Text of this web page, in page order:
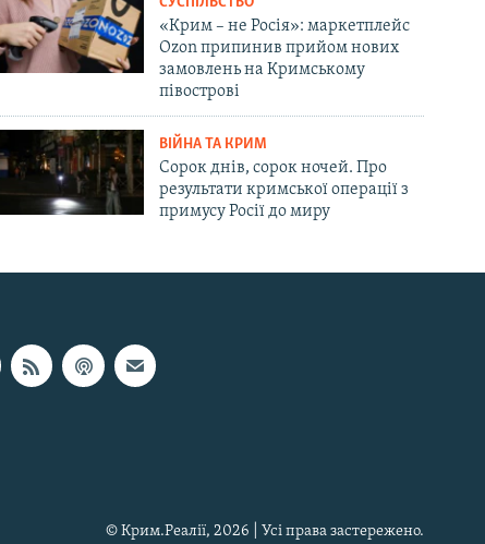
«Крим – не Росія»: маркетплейс
Ozon припинив прийом нових
замовлень на Кримському
півострові
ВІЙНА ТА КРИМ
Сорок днів, сорок ночей. Про
результати кримської операції з
примусу Росії до миру
© Крим.Реалії, 2026 | Усі права застережено.